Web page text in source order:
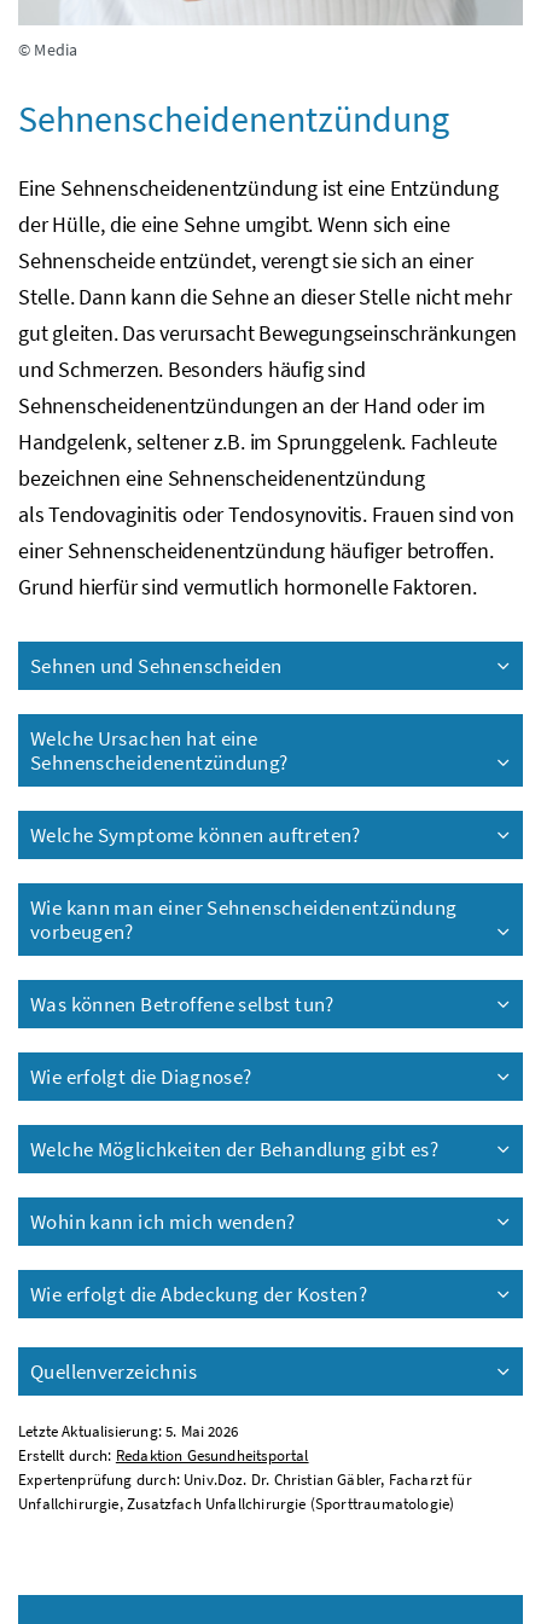
© Media
Sehnenscheidenentzündung
Eine Sehnenscheidenentzündung ist eine Entzündung
der Hülle, die eine Sehne umgibt. Wenn sich eine
Sehnenscheide entzündet, verengt sie sich an einer
Stelle. Dann kann die Sehne an dieser Stelle nicht mehr
gut gleiten. Das verursacht Bewegungseinschränkungen
und Schmerzen. Besonders häufig sind
Sehnenscheidenentzündungen an der Hand oder im
Handgelenk, seltenerz.B.im Sprunggelenk. Fachleute
bezeichnen eine Sehnenscheidenentzündung
als Tendovaginitis oder Tendosynovitis. Frauen sind von
einer Sehnenscheidenentzündung häufiger betroffen.
Grund hierfür sind vermutlich hormonelle Faktoren.
Sehnen und Sehnenscheiden
Welche Ursachen hat eine
Sehnenscheidenentzündung?
Welche Symptome können auftreten?
Wie kann man einer Sehnenscheidenentzündung
vorbeugen?
Was können Betroffene selbst tun?
Wie erfolgt die Diagnose?
Welche Möglichkeiten der Behandlung gibt es?
Wohin kann ich mich wenden?
Wie erfolgt die Abdeckung der Kosten?
Quellenverzeichnis
Letzte Aktualisierung: 5. Mai 2026
Erstellt durch: Redaktion Gesundheitsportal
Expertenprüfung durch: Univ.Doz. Dr. Christian Gäbler, Facharzt für
Unfallchirurgie, Zusatzfach Unfallchirurgie (Sporttraumatologie)